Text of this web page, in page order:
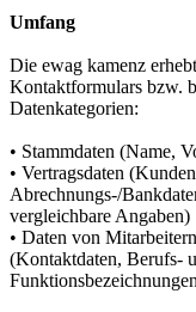
Umfang
Die ewag kamenz
Kontaktformulars bzw.
Datenkategorien:
• Stammdaten (Name,
• Vertragsdaten
Abrechnungs-/
vergleichbare Angaben)
• Daten von
(Kontaktdaten, Berufs-
Funktionsbezeichnungen